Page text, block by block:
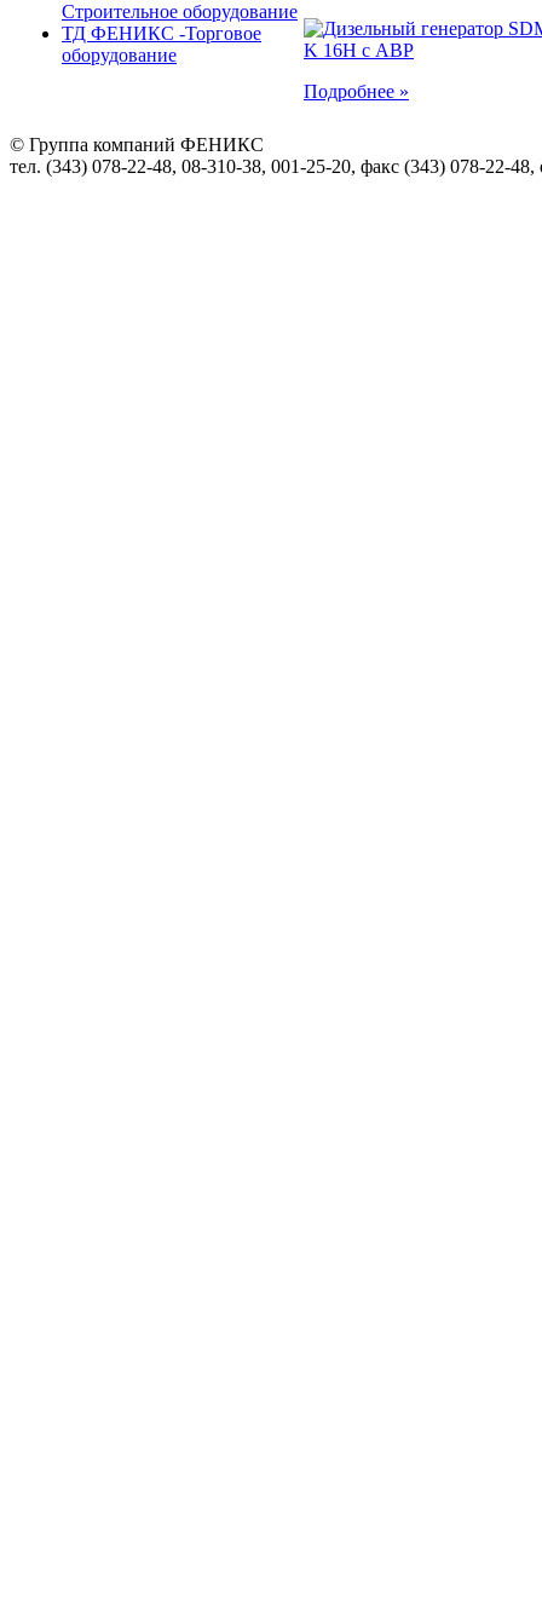
Строительное оборудование
ТД ФЕНИКС -Торговое
оборудование
Подробнее »
© Группа компаний ФЕНИКС
тел. (343) 078-22-48, 08-310-38, 001-25-20, факс (343) 078-22-